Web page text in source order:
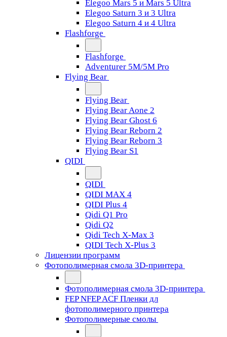
Elegoo Mars 5 и Mars 5 Ultra
Elegoo Saturn 3 и 3 Ultra
Elegoo Saturn 4 и 4 Ultra
Flashforge
Flashforge
Adventurer 5M/5M Pro
Flying Bear
Flying Bear
Flying Bear Aone 2
Flying Bear Ghost 6
Flying Bear Reborn 2
Flying Bear Reborn 3
Flying Bear S1
QIDI
QIDI
QIDI MAX 4
QIDI Plus 4
Qidi Q1 Pro
Qidi Q2
Qidi Tech X-Max 3
QIDI Tech X-Plus 3
Лицензии программ
Фотополимерная смола 3D-принтера
Фотополимерная смола 3D-принтера
FEP NFEP ACF Пленки дл
фотополимерного принтера
Фотополимерные смолы